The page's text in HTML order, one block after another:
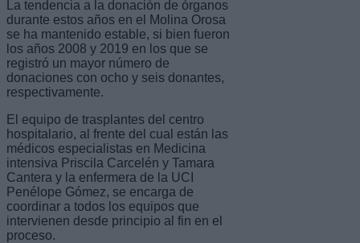
La tendencia a la donación de órganos
durante estos años en el Molina Orosa
se ha mantenido estable, si bien fueron
los años 2008 y 2019 en los que se
registró un mayor número de
donaciones con ocho y seis donantes,
respectivamente.
El equipo de trasplantes del centro
hospitalario, al frente del cual están las
médicos especialistas en Medicina
intensiva Priscila Carcelén y Tamara
Cantera y la enfermera de la UCI
Penélope Gómez, se encarga de
coordinar a todos los equipos que
intervienen desde principio al fin en el
proceso.